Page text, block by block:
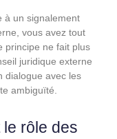
à un signalement
vous avez tout
principe ne fait plus
juridique externe
dialogue avec les
ambiguïté.
rôle des